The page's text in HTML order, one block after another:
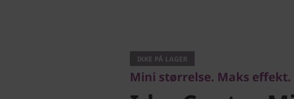
IdeaCentre Mini
IKKE PÅ LAGER
Mini størrelse. Maks effekt.